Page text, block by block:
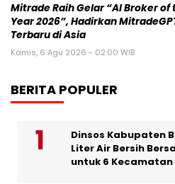
Mitrade Raih Gelar “AI Broker of
Year 2026”, Hadirkan
Terbaru di Asia
Kamis, 6 Agu 2026 - 02:00 WIB
BERITA POPULER
Dinsos Kabupaten
Liter Air Bersih
untuk 6